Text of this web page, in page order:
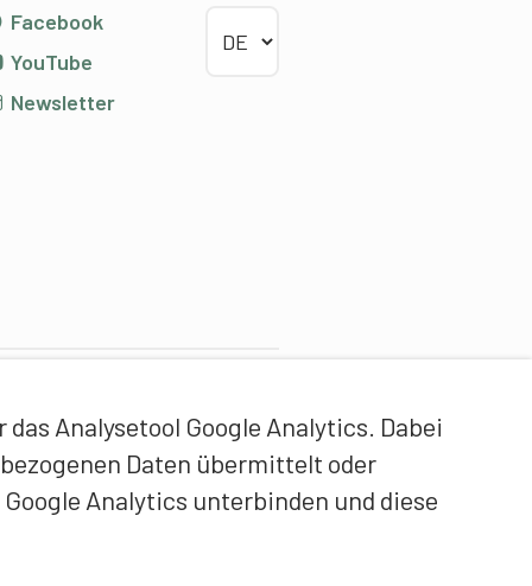
Analysetool Google Analytics. Dabei
Daten übermittelt oder
Analytics unterbinden und diese
Facebook
YouTube
Newsletter
Hochschule
Sport Magglingen EHSM
Schweiz